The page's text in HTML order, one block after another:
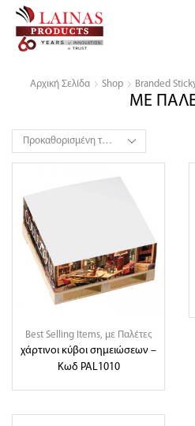
Αρχική Σελίδα Shop Branded
ΜΕ
Best Selling Items, με Παλέτες
χάρτινοι κύβοι σημειώσεων –
Κωδ PAL1010